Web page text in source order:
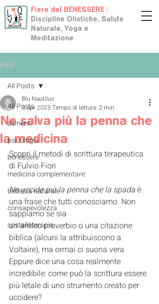
Fiere del BENESSERE |
Discipline Olistiche, Salute
Naturale, Yoga e
Meditazione
Post
All Posts
alimenti
psicologia
benessere
medicina complementare
bellezza naturale
consapevolezza
cristalloterapia
All Posts
Ne salva più la penna che
la medicina
Blu Nautilus
3 apr 2023 Tempo di lettura: 2 min
Scopri il metodi di scrittura terapeutica
di Fulvio Fiori
Ne uccide più la penna che la spada è
una frase che tutti conosciamo. Non
sappiamo se sia
un antico proverbio o una citazione
biblica (alcuni la attribuiscono a
Voltaire), ma ormai ci suona vera.
Eppure dice una cosa realmente
incredibile: come può la scrittura essere
più letale di uno strumento creato per
uccidere?